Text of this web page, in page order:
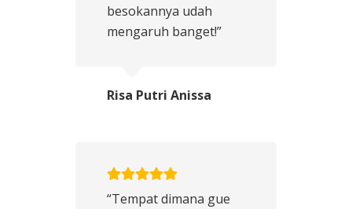
besokannya udah
mengaruh banget!”
Risa Putri Anissa
“Tempat dimana gue